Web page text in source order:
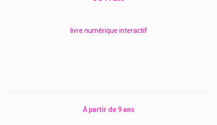
livre numérique interactif
À partir de 9 ans